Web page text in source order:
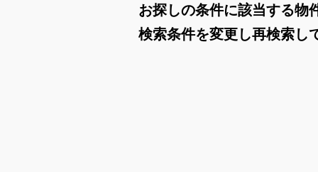
お探しの条件に該当する物
検索条件を変更し再検索し